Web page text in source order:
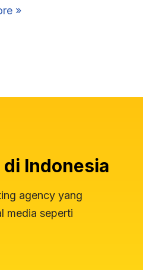
»
Indonesia
agency yang
media seperti